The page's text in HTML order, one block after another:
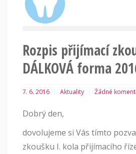
Rozpis přijímací
DÁLKOVÁ forma
7. 6. 2016 Aktuality Žádné
Dobrý den,
dovolujeme si Vás tímto
zkoušku I. kola přijímacího